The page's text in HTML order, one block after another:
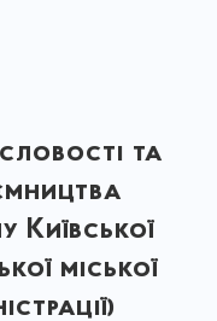
та
Київської
міської